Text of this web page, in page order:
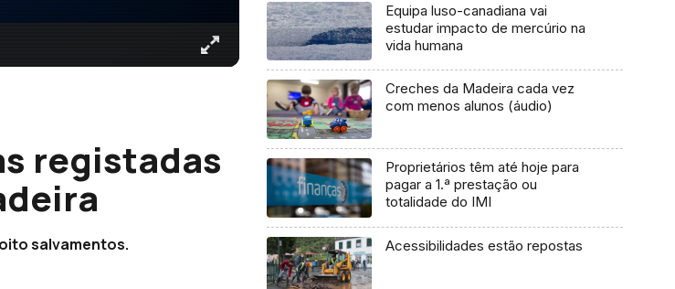
registadas
salvamentos.
Equipa luso-canadiana vai
estudar impacto de mercúrio na
vida humana
Creches da Madeira cada vez
com menos alunos (áudio)
Proprietários têm até hoje para
pagar a 1.ª prestação ou
totalidade do IMI
Acessibilidades estão repostas